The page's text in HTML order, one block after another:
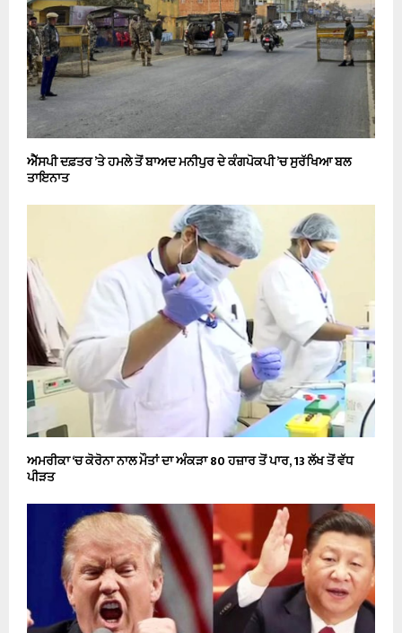
ਐੱਸਪੀ ਦਫ਼ਤਰ ’ਤੇ ਹਮਲੇ ਤੋਂ ਬਾਅਦ ਮਨੀਪੁਰ ਦੇ ਕੰਗਪੋਕਪੀ ’ਚ ਸੁਰੱਖਿਆ ਬਲ
ਤਾਇਨਾਤ
ਅਮਰੀਕਾ ‘ਚ ਕੋਰੋਨਾ ਨਾਲ ਮੌਤਾਂ ਦਾ ਅੰਕੜਾ 80 ਹਜ਼ਾਰ ਤੋਂ ਪਾਰ, 13 ਲੱਖ ਤੋਂ ਵੱਧ
ਪੀੜਤ